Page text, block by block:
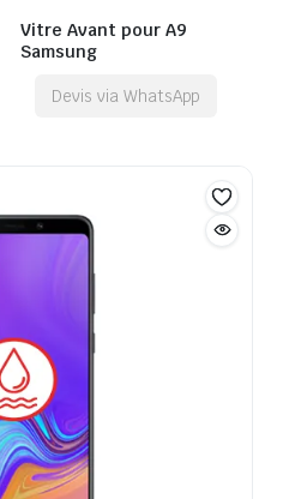
Vitre Avant pour A9
Samsung
Devis via WhatsApp